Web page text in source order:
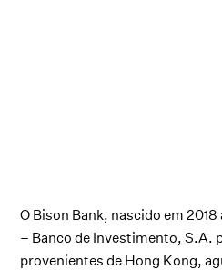
O Bison Bank, nascido em
– Banco de Investimento, S.A.
provenientes de Hong Kong,